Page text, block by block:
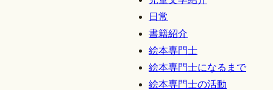
日常
書籍紹介
絵本専門士
絵本専門士になるまで
絵本専門士の活動